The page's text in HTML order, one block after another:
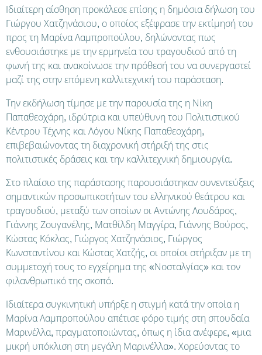
Ιδιαίτερη αίσθηση προκάλεσε επίσης η δημόσια δήλωση του
Γιώργου Χατζηνάσιου, ο οποίος εξέφρασε την εκτίμησή του
προς τη Μαρίνα Λαμπροπούλου, δηλώνοντας πως
ενθουσιάστηκε με την ερμηνεία του τραγουδιού από τη
φωνή της και ανακοίνωσε την πρόθεσή του να συνεργαστεί
μαζί της στην επόμενη καλλιτεχνική του παράσταση.
Την εκδήλωση τίμησε με την παρουσία της η Νίκη
Παπαθεοχάρη, ιδρύτρια και υπεύθυνη του Πολιτιστικού
Κέντρου Τέχνης και Λόγου Νίκης Παπαθεοχάρη,
επιβεβαιώνοντας τη διαχρονική στήριξή της στις
πολιτιστικές δράσεις και την καλλιτεχνική δημιουργία.
Στο πλαίσιο της παράστασης παρουσιάστηκαν συνεντεύξεις
σημαντικών προσωπικοτήτων του ελληνικού θεάτρου και
τραγουδιού, μεταξύ των οποίων οι Αντώνης Λουδάρος,
Γιάννης Ζουγανέλης, Ματθίλδη Μαγγίρα, Γιάννης Βούρος,
Κώστας Κόκλας, Γιώργος Χατζηνάσιος, Γιώργος
Κωνσταντίνου και Κώστας Χατζής, οι οποίοι στήριξαν με τη
συμμετοχή τους το εγχείρημα της «Νοσταλγίας» και τον
φιλανθρωπικό της σκοπό.
Ιδιαίτερα συγκινητική υπήρξε η στιγμή κατά την οποία η
Μαρίνα Λαμπροπούλου απέτισε φόρο τιμής στη σπουδαία
Μαρινέλλα, πραγματοποιώντας, όπως η ίδια ανέφερε, «μια
μικρή υπόκλιση στη μεγάλη Μαρινέλλα». Χορεύοντας το